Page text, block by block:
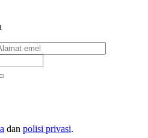
dan polisi privasi.